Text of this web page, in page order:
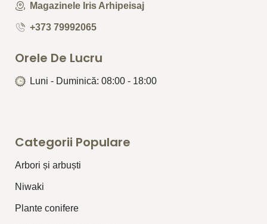
Magazinele Iris Arhipeisaj
+373 79992065
Orele De Lucru
Luni - Duminică: 08:00 - 18:00
Categorii Populare
Arbori și arbuști
⁠Niwaki
Plante conifere